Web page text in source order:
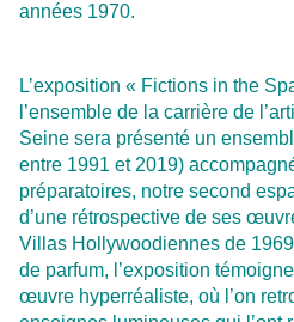
années 1970.
L’exposition « Fictions in the
l’ensemble de la carrière de
Seine sera présenté un
entre 1991 et 2019)
préparatoires, notre second
d’une rétrospective de ses
Villas Hollywoodiennes de
de parfum, l’exposition
œuvre hyperréaliste, où l’on